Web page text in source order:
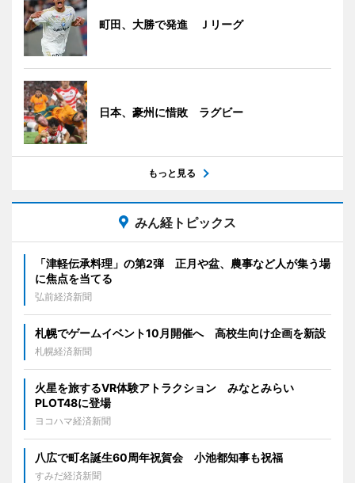
町田、大勝で発進 Ｊリーグ
日本、豪州に惜敗 ラグビー
もっと見る
みん経トピックス
「津軽伝承料理」の第2弾 正月や盆、農事など人が集う場
に焦点を当てる
弘前経済新聞
札幌でゲームイベント10月開催へ 高校生向け企画を新設
札幌経済新聞
火星を旅するVR体験アトラクション みなとみらい
PLOT48に登場
ヨコハマ経済新聞
八広で町名誕生60周年祝賀会 小池都知事も祝福
すみだ経済新聞